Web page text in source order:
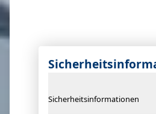
Sicherheitsinformationen